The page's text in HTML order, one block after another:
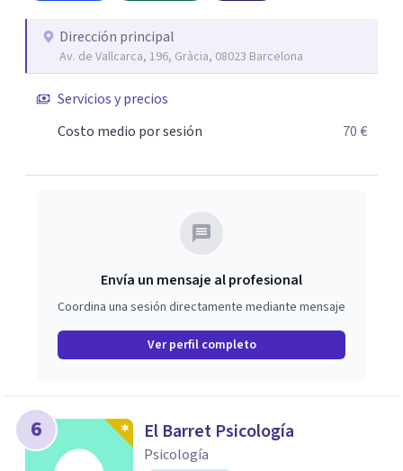
enfocar tu proceso terapéutico en función de tus
necesidades y de momento vital.
Dirección principal
Av. de Vallcarca, 196, Gràcia, 08023 Barcelona
Servicios y precios
Costo medio por sesión
70 €
Envía un mensaje al profesional
Coordina una sesión directamente mediante mensaje
Ver perfil completo
6 El Barret Psicología
Psicología